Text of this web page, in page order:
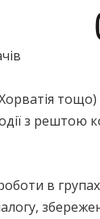
Хорватія
з рештою
в